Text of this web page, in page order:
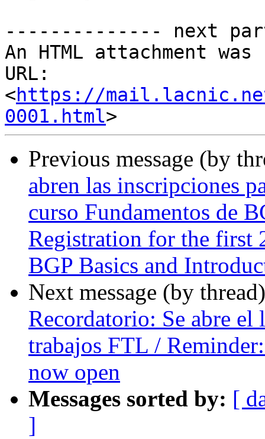
-------------- next
An HTML attachment
URL:
<https://mail.lacnic.net/
0001.html
Previous message (by
abren las inscripciones
curso Fundamentos de
Registration for the first
BGP Basics and
Next message (by
Recordatorio: Se abre el
trabajos FTL /
now open
Messages sorted by: [
]